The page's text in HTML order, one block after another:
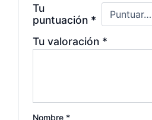
Tu
puntuación *
Tu valoración *
Nombre *